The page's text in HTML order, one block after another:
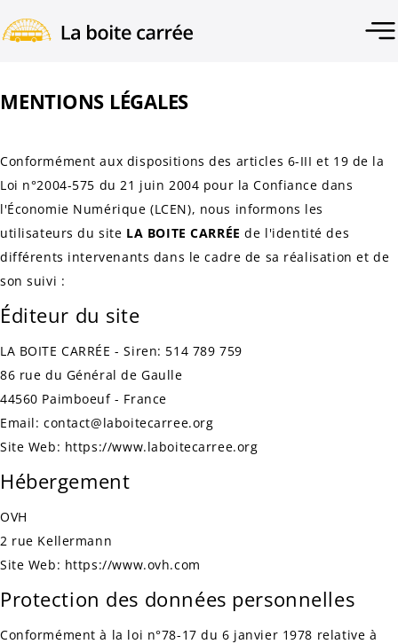
MENTIONS LÉGALES
Conformément aux dispositions des articles 6-III et 19 de la
Loi n°2004-575 du 21 juin 2004 pour la Confiance dans
l'Économie Numérique (LCEN), nous informons les
utilisateurs du site LA BOITE CARRÉE de l'identité des
différents intervenants dans le cadre de sa réalisation et de
son suivi :
Éditeur du site
LA BOITE CARRÉE - Siren: 514 789 759
86 rue du Général de Gaulle
44560 Paimboeuf - France
Email: contact@laboitecarree.org
Site Web: https://www.laboitecarree.org
Hébergement
OVH
2 rue Kellermann
Site Web: https://www.ovh.com
Protection des données personnelles
Conformément à la loi n°78-17 du 6 janvier 1978 relative à